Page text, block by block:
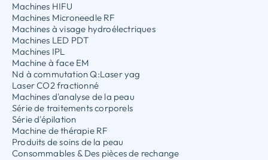
Machines HIFU
Machines Microneedle RF
Machines à visage hydroélectriques
Machines LED PDT
Machines IPL
Machine à face EM
Nd à commutation Q:Laser yag
Laser CO2 fractionné
Machines d'analyse de la peau
Série de traitements corporels
Série d'épilation
Machine de thérapie RF
Produits de soins de la peau
Consommables & Des pièces de rechange